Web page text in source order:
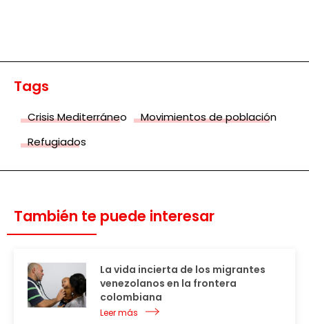
Tags
Crisis Mediterráneo
Movimientos de población
Refugiados
También te puede interesar
La vida incierta de los migrantes
venezolanos en la frontera
colombiana
Leer más